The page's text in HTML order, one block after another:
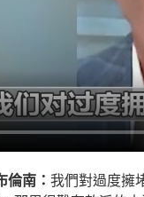
倫南： 我們對過度擁